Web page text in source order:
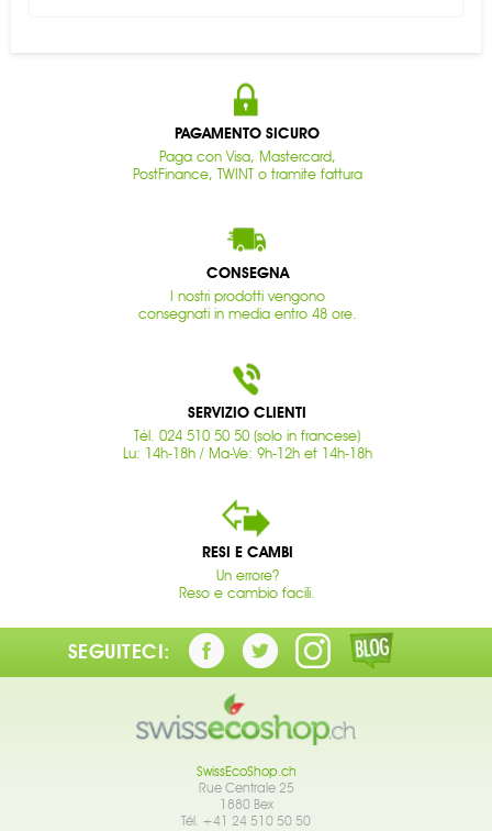
PAGAMENTO SICURO
Paga con Visa, Mastercard,
PostFinance, TWINT o tramite fattura
CONSEGNA
I nostri prodotti vengono
consegnati in media entro 48 ore.
SERVIZIO CLIENTI
Tél. 024 510 50 50 (solo in francese)
Lu: 14h-18h / Ma-Ve: 9h-12h et 14h-18h
RESI E CAMBI
Un errore?
Reso e cambio facili.
SEGUITECI:
SwissEcoShop.ch
Rue Centrale 25
1880 Bex
Tél. +41 24 510 50 50